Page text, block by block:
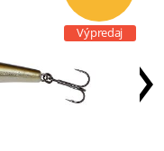
Výpredaj